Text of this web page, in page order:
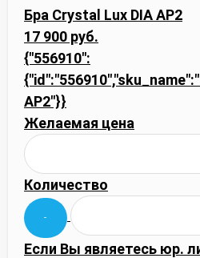
Бра Crystal Lux DIA AP2
17 900 руб.
{"556910":
AP2"}}
Желаемая цена
Количество
Если Вы являетесь юр.